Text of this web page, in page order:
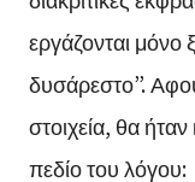
εργάζονται μόνο
δυσάρεστο”.
στοιχεία, θα
πεδίο του λόγου: